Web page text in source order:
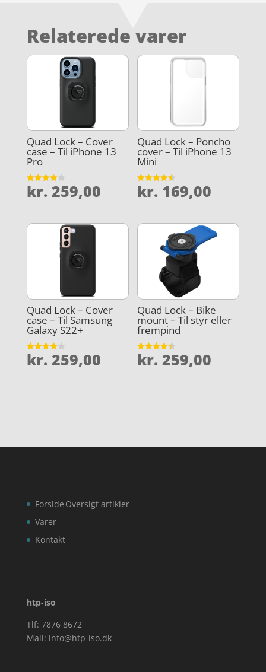
Relaterede varer
Quad Lock – Cover
case – Til iPhone 13
Pro
Vurderet
4.1
kr. 259,00
Quad Lock – Poncho
cover – Til iPhone 13
Mini
Vurderet
4.5
kr. 169,00
Quad Lock – Cover
case – Til Samsung
Galaxy S22+
Vurderet
4.1
kr. 259,00
Quad Lock – Bike
mount – Til styr eller
frempind
Vurderet
4.4
kr. 259,00
Forside
Varer
Kontakt
Oversigt artikler
htp-iso
Tlf: 7876 8672
Mail: info@htp-iso.dk